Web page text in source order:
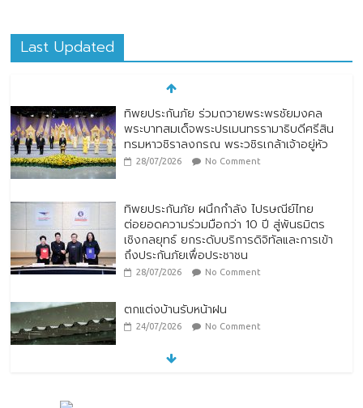
Last Updated
ทิพยประกันภัย ร่วมถวายพระพรชัยมงคล
พระบาทสมเด็จพระปรเมนทรรามาธิบดีศรีสิน
ทรมหาวชิราลงกรณ พระวชิรเกล้าเจ้าอยู่หัว
28/07/2026 No Comment
ทิพยประกันภัย ผนึกกำลัง ไปรษณีย์ไทย
ต่อยอดความร่วมมือกว่า 10 ปี สู่พันธมิตร
เชิงกลยุทธ์ ยกระดับบริการดิจิทัลและการเข้า
ถึงประกันภัยเพื่อประชาชน
28/07/2026 No Comment
ตกแต่งบ้านรับหน้าฝน
24/07/2026 No Comment